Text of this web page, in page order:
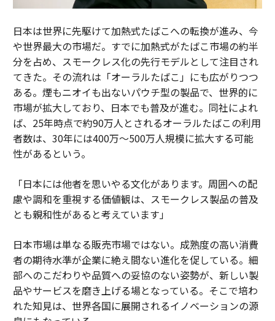
日本は世界に先駆けて加熱式たばこへの転換が進み、今
や世界最大の市場だ。すでに加熱式がたばこ市場の約半
分を占め、スモークレス化の先行モデルとして注目され
てきた。その流れは「オーラルたばこ」にも広がりつつ
ある。煙もニオイも出ないパウチ型の製品で、世界的に
市場が拡大しており、日本でも普及が進む。同社によれ
ば、25年時点で約90万人とされるオーラルたばこの利用
者数は、30年には400万～500万人規模に拡大する可能
性があるという。
「日本には他者を思いやる文化があります。周囲への配
慮や調和を重視する価値観は、スモークレス製品の普及
とも親和性があると考えています」
日本市場は単なる販売市場ではない。成熟度の高い消費
者の期待水準が企業に絶え間ない進化を促している。細
部へのこだわりや品質への妥協のない姿勢が、新しい製
品やサービスを磨き上げる場となっている。そこで培わ
れた知見は、世界各国に展開されるイノベーションの源